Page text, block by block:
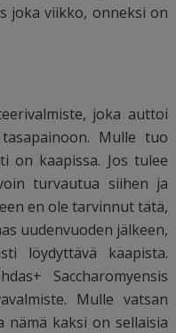
joka viikko, onneksi on
joka auttoi
Mulle tuo
on kaapissa. Jos tulee
turvautua siihen ja
en ole tarvinnut tätä,
uudenvuoden jälkeen,
löydyttävä kaapista.
Saccharomyensis
Mulle vatsan
kaksi on sellaisia